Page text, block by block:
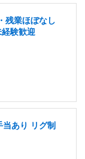
残業ほぼなし
験歓迎
当あり リグ制